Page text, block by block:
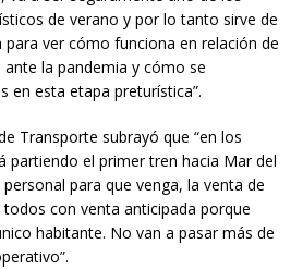
de verano y por lo tanto sirve de
ver cómo funciona en relación de
la pandemia y cómo se
en esta etapa preturística”.
Transporte subrayó que “en los
partiendo el primer tren hacia Mar del
para que venga, la venta de
con venta anticipada porque
habitante. No van a pasar más de